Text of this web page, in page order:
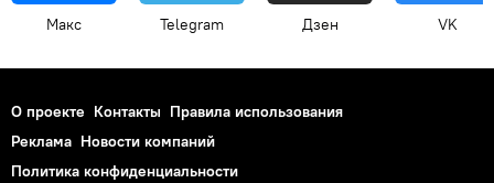
Макс Telegram Дзен VK
О проекте Контакты Правила использования
Реклама Новости компаний
Политика конфиденциальности